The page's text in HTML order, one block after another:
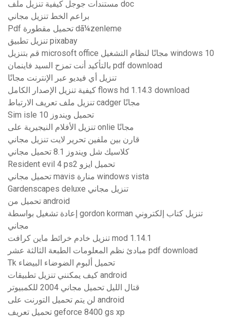
مستندات جوجل كيفية تنزيل ملف doc
براعم الخط تنزيل مجاني
Pdf تحميل مقطورة dã¼zenleme
تنزيل تطبيق pixabay
قم بتنزيل microsoft office مجانًا لنظام التشغيل windows 10
بالتأكيد أنت تمزح السيد فاينمان pdf download
تنزيل أي فيديو عبر الإنترنت مجانًا
كيفية تنزيل الإصدار الكامل flows hd 1.14.3 download
تنزيل ملف تعريف الارتباط cadger مجانًا
Sim isle تحميل ويندوز 10
تنزيل الأفلام النيجيرية على onlie مجانًا
قارن بين ملفين تحرير لايت تنزيل مجاني
كلاسيك شل ويندوز 8.1 تحميل مجاني
Resident evil 4 ps2 تحميل ايزو
تحميل مجاني mavis منارة windows vista
Gardenscapes deluxe تنزيل مجاني
تحميل من android
إعادة تشغيل بواسطة gordon korman تنزيل كتاب إلكتروني
مجاني
تنزيل خادم خرائط ماين كرافت mod 1.14.1
مبادئ نظم المعلومات الطبعة الثالثة عشر pdf download
Tk تحميل ألبوم الضوضاء البيضاء
كيف يمكنني تنزيل تطبيقات android
قتال الليل تحميل مجاني 2004 للكمبيوتر
لن يتم تحميل التورنت على android
تحميل تعريف geforce 8400 gs xp